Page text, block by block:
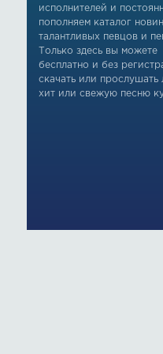
исполнителей и
пополняем каталог
талантливых певцов и
Только здесь вы можете
бесплатно и без
скачать или прослушать
хит или свежую песню